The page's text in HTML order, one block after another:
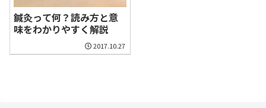
鍼灸って何？読み方と意
味をわかりやすく解説
2017.10.27